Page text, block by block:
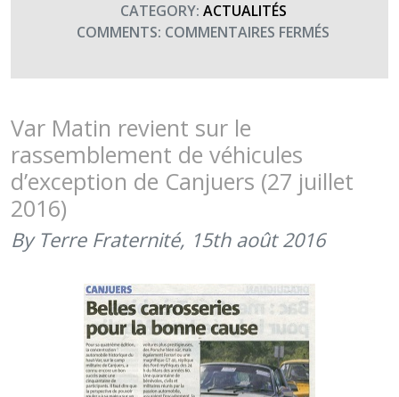
CATEGORY: ACTUALITÉS
COMMENTS: COMMENTAIRES FERMÉS
AÉRIA
CANJUERS
Var Matin revient sur le
rassemblement de véhicules
d’exception de Canjuers (27 juillet
2016)
By Terre Fraternité, 15th août 2016